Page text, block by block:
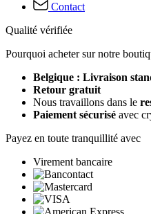
Contact
Qualité vérifiée
Pourquoi acheter sur notre
Belgique : Livraison
Retour gratuit
Nous travaillons dans le
Paiement sécurisé avec
Payez en toute tranquillité avec
Virement bancaire